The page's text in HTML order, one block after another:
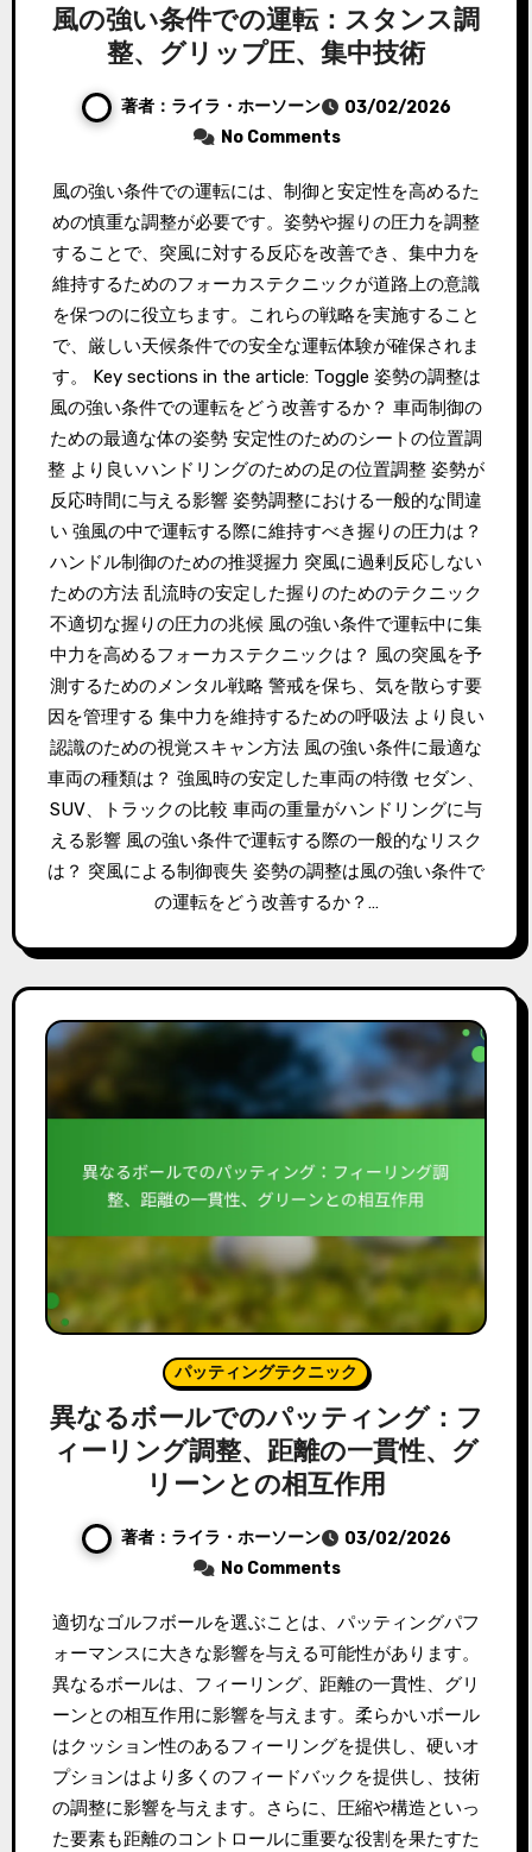
風の強い条件での運転：スタンス調
整、グリップ圧、集中技術
著者：ライラ・ホーソーン
03/02/2026
No Comments
風の強い条件での運転には、制御と安定性を高めるた
めの慎重な調整が必要です。姿勢や握りの圧力を調整
することで、突風に対する反応を改善でき、集中力を
維持するためのフォーカステクニックが道路上の意識
を保つのに役立ちます。これらの戦略を実施すること
で、厳しい天候条件での安全な運転体験が確保されま
す。 Key sections in the article: Toggle 姿勢の調整は
風の強い条件での運転をどう改善するか？ 車両制御の
ための最適な体の姿勢 安定性のためのシートの位置調
整 より良いハンドリングのための足の位置調整 姿勢が
反応時間に与える影響 姿勢調整における一般的な間違
い 強風の中で運転する際に維持すべき握りの圧力は？
ハンドル制御のための推奨握力 突風に過剰反応しない
ための方法 乱流時の安定した握りのためのテクニック
不適切な握りの圧力の兆候 風の強い条件で運転中に集
中力を高めるフォーカステクニックは？ 風の突風を予
測するためのメンタル戦略 警戒を保ち、気を散らす要
因を管理する 集中力を維持するための呼吸法 より良い
認識のための視覚スキャン方法 風の強い条件に最適な
車両の種類は？ 強風時の安定した車両の特徴 セダン、
SUV、トラックの比較 車両の重量がハンドリングに与
える影響 風の強い条件で運転する際の一般的なリスク
は？ 突風による制御喪失 姿勢の調整は風の強い条件で
の運転をどう改善するか？…
パッティングテクニック
異なるボールでのパッティング：フ
ィーリング調整、距離の一貫性、グ
リーンとの相互作用
著者：ライラ・ホーソーン
03/02/2026
No Comments
適切なゴルフボールを選ぶことは、パッティングパフ
ォーマンスに大きな影響を与える可能性があります。
異なるボールは、フィーリング、距離の一貫性、グリ
ーンとの相互作用に影響を与えます。柔らかいボール
はクッション性のあるフィーリングを提供し、硬いオ
プションはより多くのフィードバックを提供し、技術
の調整に影響を与えます。さらに、圧縮や構造といっ
た要素も距離のコントロールに重要な役割を果たすた